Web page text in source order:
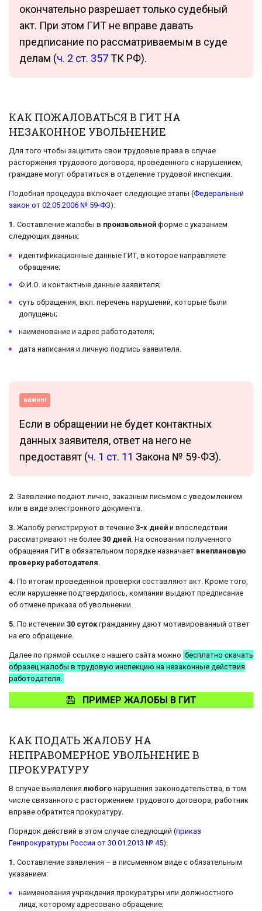
окончательно разрешает только судебный
акт. При этом ГИТ не вправе давать
предписание по рассматриваемым в суде
делам (ч. 2 ст. 357ТК РФ).
КАК ПОЖАЛОВАТЬСЯ В ГИТ НА
НЕЗАКОННОЕ УВОЛЬНЕНИЕ
Для того чтобы защитить свои трудовые права в случае
расторжения трудового договора, проведенного с нарушением,
граждане могут обратиться в отделение трудовой инспекции.
Подобная процедура включает следующие этапы (Федеральный
закон от 02.05.2006 № 59-ФЗ):
1. Составление жалобы в произвольной форме с указанием
следующих данных:
идентификационные данные ГИТ, в которое направляете
обращение;
Ф.И.О. и контактные данные заявителя;
суть обращения, вкл. перечень нарушений, которые были
допущены;
наименование и адрес работодателя;
дата написания и личную подпись заявителя.
важно!
Если в обращении не будет контактных
данных заявителя, ответ на него не
предоставят (ч. 1 ст. 11 Закона № 59-ФЗ).
2. Заявление подают лично, заказным письмом с уведомлением
или в виде электронного документа.
3. Жалобу регистрируют в течение 3-х дней и впоследствии
рассматривают не более 30 дней . На основании полученного
обращения ГИТ в обязательном порядке назначает внеплановую
проверку работодателя.
4. По итогам проведенной проверки составляют акт. Кроме того,
если нарушение подтвердилось, компании выдают предписание
об отмене приказа об увольнении.
5. По истечении 30 сутокгражданину дают мотивированный ответ
на его обращение.
Далее по прямой ссылке с нашего сайта можно бесплатно скачать
образец жалобы в трудовую инспекцию на незаконные действия
работодателя.
ПРИМЕР ЖАЛОБЫ В ГИТ
КАК ПОДАТЬ ЖАЛОБУ НА
НЕПРАВОМЕРНОЕ УВОЛЬНЕНИЕ В
ПРОКУРАТУРУ
В случае выявлениялюбого нарушения законодательства, в том
числе связанного с расторжением трудового договора, работник
вправе обратится прокуратуру.
Порядок действий в этом случае следующий (приказ
Генпрокуратуры России от 30.01.2013 № 45):
1. Составление заявления – в письменном виде с обязательным
указанием:
наименования учреждения прокуратуры или должностного
лица, которому адресовано обращение;